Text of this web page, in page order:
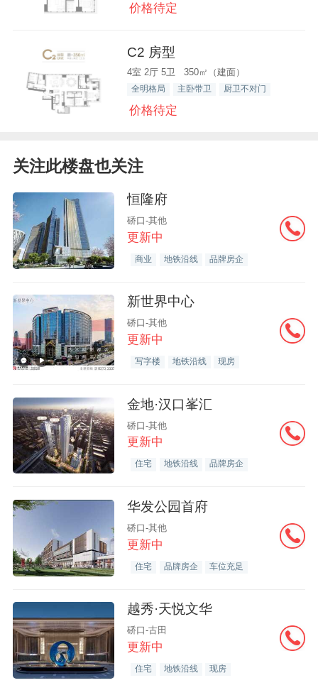
价格待定
C2 房型
4室 2厅 5卫 350㎡（建面）
全明格局 主卧带卫 厨卫不对门
价格待定
关注此楼盘也关注
恒隆府
硚口-其他
更新中
商业 地铁沿线 品牌房企
新世界中心
硚口-其他
更新中
写字楼 地铁沿线 现房
金地·汉口峯汇
硚口-其他
更新中
住宅 地铁沿线 品牌房企
华发公园首府
硚口-其他
更新中
住宅 品牌房企 车位充足
越秀·天悦文华
硚口-古田
更新中
住宅 地铁沿线 现房